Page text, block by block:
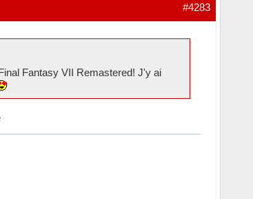
#4283
Fantasy VII Remastered! J'y ai